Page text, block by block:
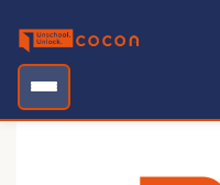
content